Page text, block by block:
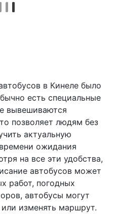
в Кинеле было
есть специальные
вывешиваются
позволяет людям без
актуальную
ожидания
на все эти удобства,
автобусов может
работ, погодных
автобусы могут
изменять маршрут.